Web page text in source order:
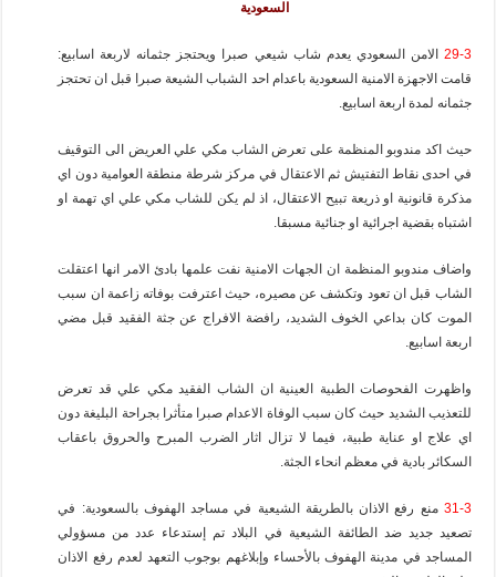
السعودية
29-3 الامن السعودي يعدم شاب شيعي صبرا ويحتجز جثمانه لاربعة اسابيع:
قامت الاجهزة الامنية السعودية باعدام احد الشباب الشيعة صبرا قبل ان تحتجز
جثمانه لمدة اربعة اسابيع.
حيث اكد مندوبو المنظمة على تعرض الشاب مكي علي العريض الى التوقيف
في احدى نقاط التفتيش ثم الاعتقال في مركز شرطة منطقة العوامية دون اي
مذكرة قانونية او ذريعة تبيح الاعتقال، اذ لم يكن للشاب مكي علي اي تهمة او
اشتباه بقضية اجرائية او جنائية مسبقا.
واضاف مندوبو المنظمة ان الجهات الامنية نفت علمها بادئ الامر انها اعتقلت
الشاب قبل ان تعود وتكشف عن مصيره، حيث اعترفت بوفاته زاعمة ان سبب
الموت كان بداعي الخوف الشديد، رافضة الافراج عن جثة الفقيد قبل مضي
اربعة اسابيع.
واظهرت الفحوصات الطبية العينية ان الشاب الفقيد مكي علي قد تعرض
للتعذيب الشديد حيث كان سبب الوفاة الاعدام صبرا متأثرا بجراحة البليغة دون
اي علاج او عناية طبية، فيما لا تزال اثار الضرب المبرح والحروق باعقاب
السكائر بادية في معظم انحاء الجثة.
31-3 منع رفع الاذان بالطريقة الشيعية في مساجد الهفوف بالسعودية: في
تصعيد جديد ضد الطائفة الشيعية في البلاد تم إستدعاء عدد من مسؤولي
المساجد في مدينة الهفوف بالأحساء وإبلاغهم بوجوب التعهد لعدم رفع الاذان